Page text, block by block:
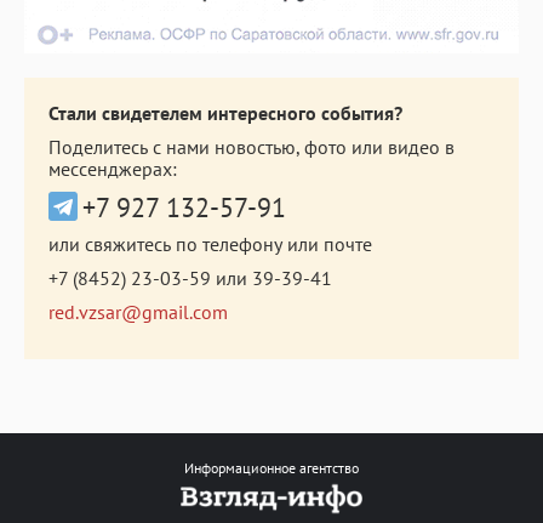
Стали свидетелем интересного события?
Поделитесь с нами новостью, фото или видео в
мессенджерах:
+7 927 132-57-91
или свяжитесь по телефону или почте
+7 (8452) 23-03-59 или 39-39-41
red.vzsar@gmail.com
Информационное агентство